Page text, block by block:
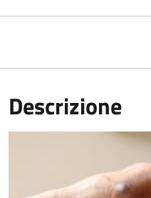
Descrizione